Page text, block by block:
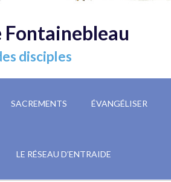
disciples
SACREMENTS ÉVANGÉLISER
LE RÉSEAU D’ENTRAIDE